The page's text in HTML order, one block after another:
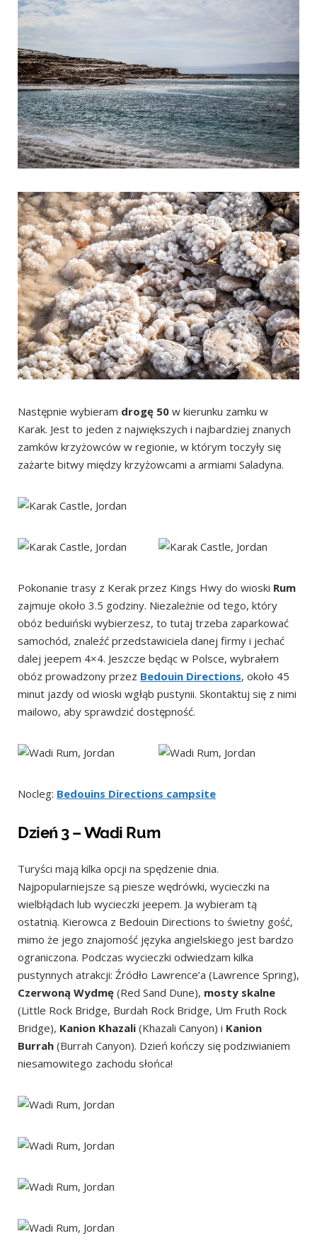
Następnie wybieram drogę 50 w kierunku zamku w
Karak. Jest to jeden z największych i najbardziej znanych
zamków krzyżowców w regionie, w którym toczyły się
zażarte bitwy między krzyżowcami a armiami Saladyna.
Pokonanie trasy z Kerak przez Kings Hwy do wioski Rum
zajmuje około 3.5 godziny. Niezależnie od tego, który
obóz beduiński wybierzesz, to tutaj trzeba zaparkować
samochód, znaleźć przedstawiciela danej firmy i jechać
dalej jeepem 4×4. Jeszcze będąc w Polsce, wybrałem
obóz prowadzony przez Bedouin Directions, około 45
minut jazdy od wioski wgłąb pustynii. Skontaktuj się z nimi
mailowo, aby sprawdzić dostępność.
Nocleg: Bedouins Directions campsite
Dzień 3 – Wadi Rum
Turyści mają kilka opcji na spędzenie dnia.
Najpopularniejsze są piesze wędrówki, wycieczki na
wielbłądach lub wycieczki jeepem. Ja wybieram tą
ostatnią. Kierowca z Bedouin Directions to świetny gość,
mimo że jego znajomość języka angielskiego jest bardzo
ograniczona. Podczas wycieczki odwiedzam kilka
pustynnych atrakcji: Źródło Lawrence’a (Lawrence Spring),
Czerwoną Wydmę (Red Sand Dune), mosty skalne
(Little Rock Bridge, Burdah Rock Bridge, Um Fruth Rock
Bridge), Kanion Khazali (Khazali Canyon) i Kanion
Burrah (Burrah Canyon). Dzień kończy się podziwianiem
niesamowitego zachodu słońca!